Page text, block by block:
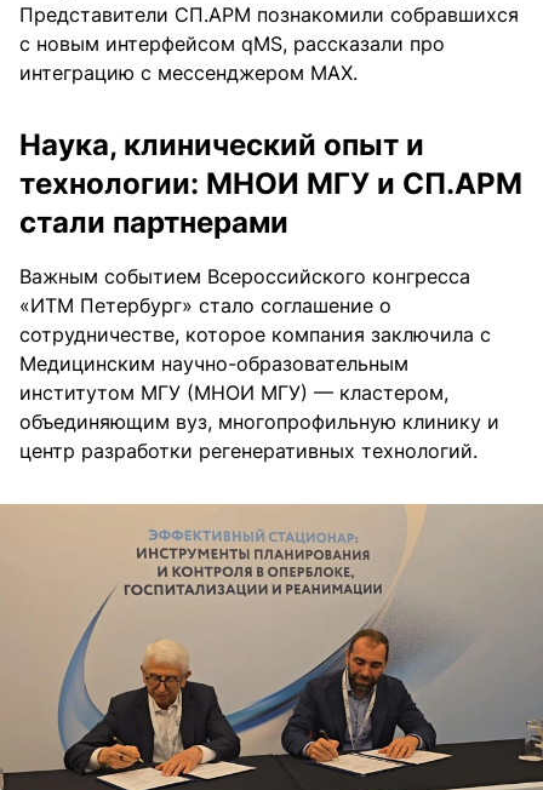
Представители СП.АРМ познакомили собравшихся
с новым интерфейсом qMS, рассказали про
интеграцию с мессенджером MAX.
Наука, клинический опыт и
технологии: МНОИ МГУ и СП.АРМ
стали партнерами
Важным событием Всероссийского конгресса
«ИТМ Петербург» стало соглашение о
сотрудничестве, которое компания заключила с
Медицинским научно-образовательным
институтом МГУ (МНОИ МГУ) — кластером,
объединяющим вуз, многопрофильную клинику и
центр разработки регенеративных технологий.